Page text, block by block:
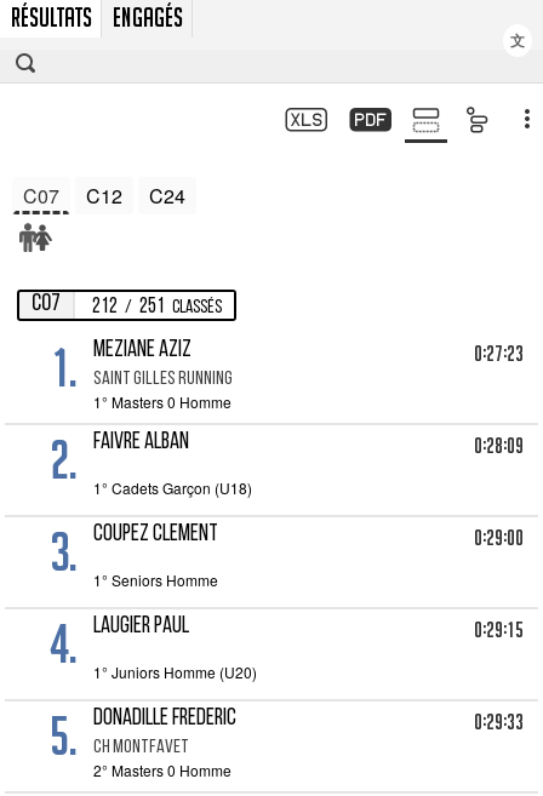
RÉSULTATS ENGAGÉS
文
C07 C12 C24
C07 212 / 251 Classés
1. MEZIANE AZIZ
SAINT GILLES RUNNING
0:27:23
1° Masters 0 Homme
2. FAIVRE ALBAN 0:28:09
1° Cadets Garçon (U18)
3. COUPEZ CLEMENT 0:29:00
1° Seniors Homme
4. LAUGIER PAUL 0:29:15
1° Juniors Homme (U20)
5. DONADILLE FREDERIC
CH MONTFAVET
0:29:33
2° Masters 0 Homme